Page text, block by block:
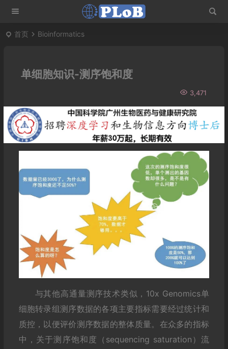
首页 Bioinformatics
单细胞知识-测序饱和度
3,471
与其他高通量测序技术类似，10x Genomics单
细胞转录组测序数据的各项主要指标需要经过统计和
质控，以便评价测序数据的整体质量。在众多的指标
中，关于测序饱和度（sequencing saturation）流